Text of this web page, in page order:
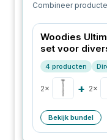
Combineer
Woodies
set voor
4 producten
2× + 2×
Bekijk bundel